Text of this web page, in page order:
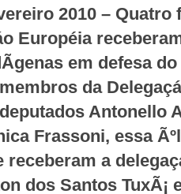
2010 –
Européia
em defesa
da
Antonello
Frassoni, essa
receberam a
dos Santos TuxÃ¡